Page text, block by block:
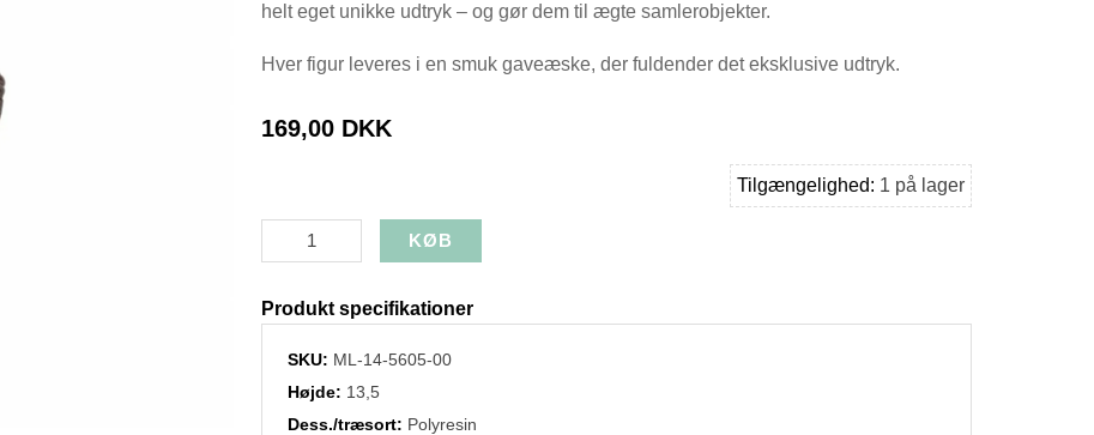
helt eget unikke udtryk – og gør dem til ægte samlerobjekter.
Hver figur leveres i en smuk gaveæske, der fuldender det eksklusive udtryk.
169,00 DKK
Tilgængelighed: 1 på lager
Produkt specifikationer
SKU: ML-14-5605-00
Højde: 13,5
Dess./træsort: Polyresin